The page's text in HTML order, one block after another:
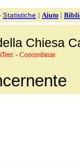
Statistiche | Aiuto |
Chiesa
- Concordanze